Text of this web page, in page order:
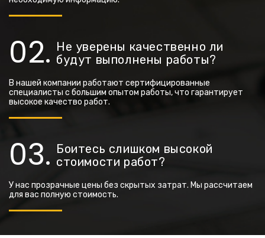
Не уверены качественно ли
будут выполнены работы?
В нашей компании работают сертифицированные
специалисты с большим опытом работы, что гарантирует
высокое качество работ.
Боитесь слишком высокой
стоимости работ?
У нас прозрачные цены без скрытых затрат. Мы рассчитаем
для вас полную стоимость.